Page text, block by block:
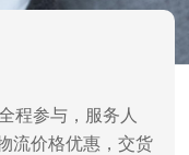
程参与，服务人
流价格优惠，交货